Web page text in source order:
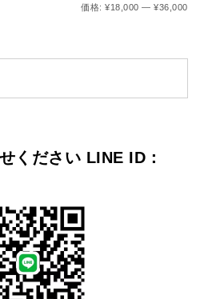
最
最
価格:¥18,000 —¥36,000
ください LINE ID：